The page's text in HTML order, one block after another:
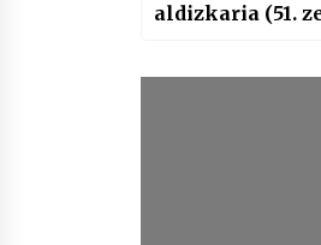
aldizkaria (51.